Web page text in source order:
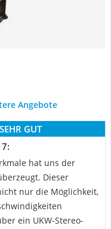
Angebote
SEHR GUT
hat uns der
Dieser
nur die Möglichkeit,
ein UKW-Stereo-